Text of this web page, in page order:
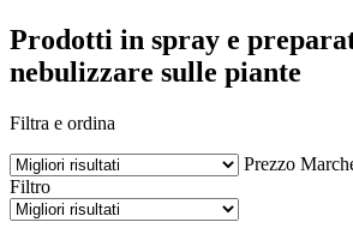
Prodotti in spray e
nebulizzare sulle piante
Filtra e ordina
Prezzo
Filtro